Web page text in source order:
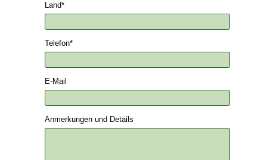
Land*
Telefon*
E-Mail
Anmerkungen und Details